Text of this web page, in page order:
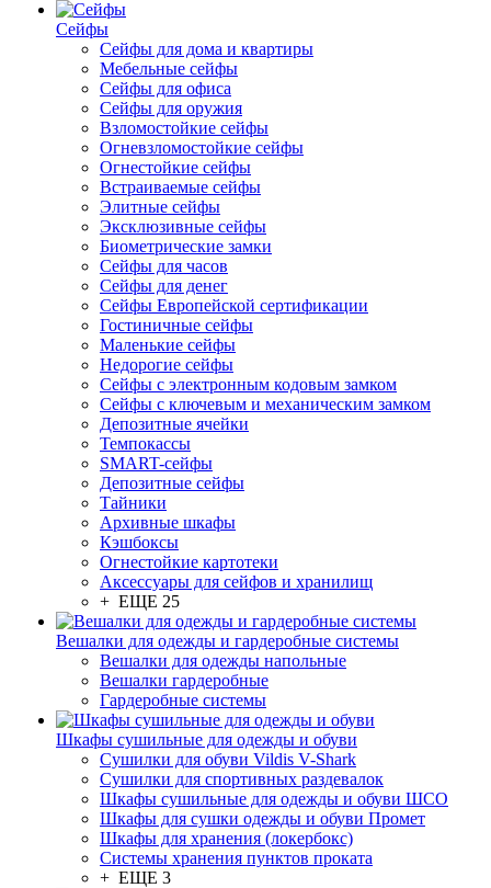
Сейфы
Сейфы для дома и квартиры
Мебельные сейфы
Сейфы для офиса
Сейфы для оружия
Взломостойкие сейфы
Огневзломостойкие сейфы
Огнестойкие сейфы
Встраиваемые сейфы
Элитные сейфы
Эксклюзивные сейфы
Биометрические замки
Сейфы для часов
Сейфы для денег
Сейфы Европейской сертификации
Гостиничные сейфы
Маленькие сейфы
Недорогие сейфы
Сейфы с электронным кодовым замком
Сейфы с ключевым и механическим замком
Депозитные ячейки
Темпокассы
SMART-сейфы
Депозитные сейфы
Тайники
Архивные шкафы
Кэшбоксы
Огнестойкие картотеки
Аксессуары для сейфов и хранилищ
+ ЕЩЕ 25
Вешалки для одежды и гардеробные системы
Вешалки для одежды напольные
Вешалки гардеробные
Гардеробные системы
Шкафы сушильные для одежды и обуви
Сушилки для обуви Vildis V-Shark
Сушилки для спортивных раздевалок
Шкафы сушильные для одежды и обуви ШСО
Шкафы для сушки одежды и обуви Промет
Шкафы для хранения (локербокс)
Системы хранения пунктов проката
+ ЕЩЕ 3